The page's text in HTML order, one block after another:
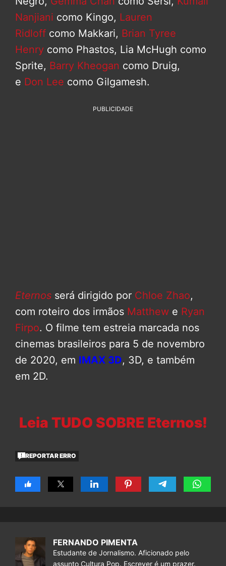
Nanjiani como Kingo, Lauren
Ridloff como Makkari, Brian Tyree
Henry como Phastos, Lia McHugh como
Sprite, Barry Kheogan como Druig,
e Don Lee como Gilgamesh.
PUBLICIDADE
Eternos será dirigido por Chloe Zhao,
com roteiro dos irmãos Matthew e Ryan
Firpo. O filme tem estreia marcada nos
cinemas brasileiros para 5 de novembro
de 2020, em IMAX 3D, 3D, e também
em 2D.
Leia TUDO SOBRE Eternos!
REPORTAR ERRO
FERNANDO PIMENTA
Estudante de Jornalismo. Aficionado pelo
assunto Cultura Pop. Escrever é um prazer.